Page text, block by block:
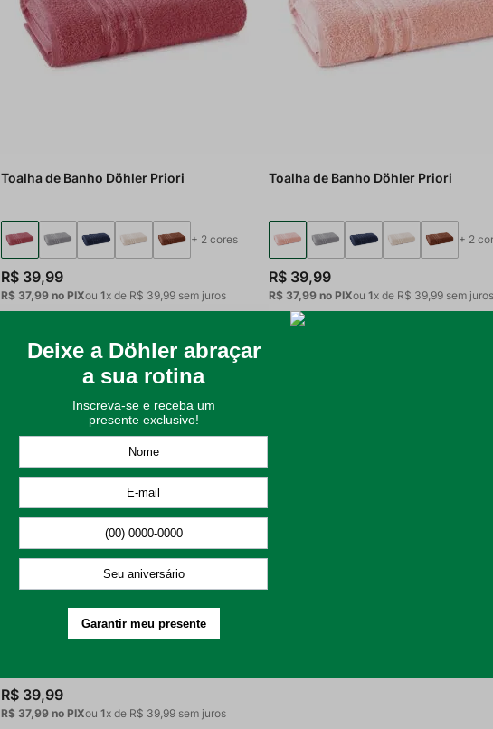
Toalha de Banho Döhler Priori
+ 2 cores
R$ 39,99
R$ 37,99 no PIXou 1x de R$ 39,99 sem juros
Toalha de Banho Döhler Priori
+ 2
R$ 39,99
R$ 37,99 no PIXou 1x de R$ 39,99 sem juros
R$ 39,99
R$ 37,99 no PIXou 1x de R$ 39,99 sem juros